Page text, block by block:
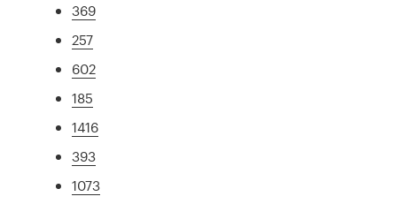
369
257
602
185
1416
393
1073